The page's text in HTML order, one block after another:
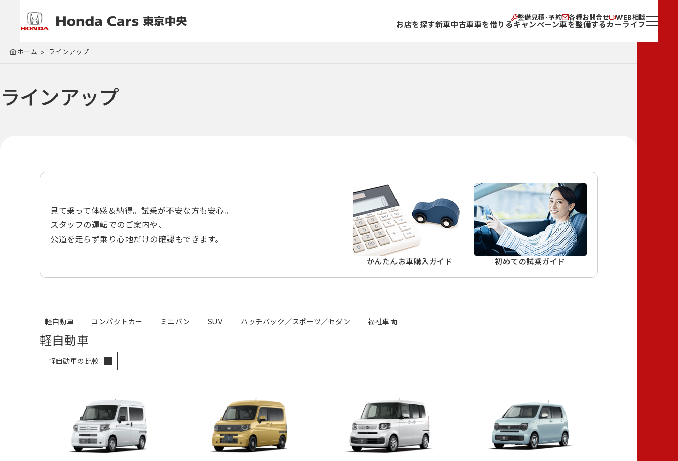
整備見積･予約 各種お問合せ WEB相談
お店を探す新車中古車車を借りるキャンペーン車を整備するカーライフ
ホーム ラインアップ
ラインアップ
見て乗って体感＆納得。試乗が不安な方も安心。
スタッフの運転でのご案内や、
公道を走らず乗り心地だけの確認もできます。
かんたんお車購入ガイド 初めての試乗ガイド
軽自動車 コンパクトカー ミニバン SUV ハッチバック／スポーツ／セダン 福祉車両
軽自動車
軽自動車の比較